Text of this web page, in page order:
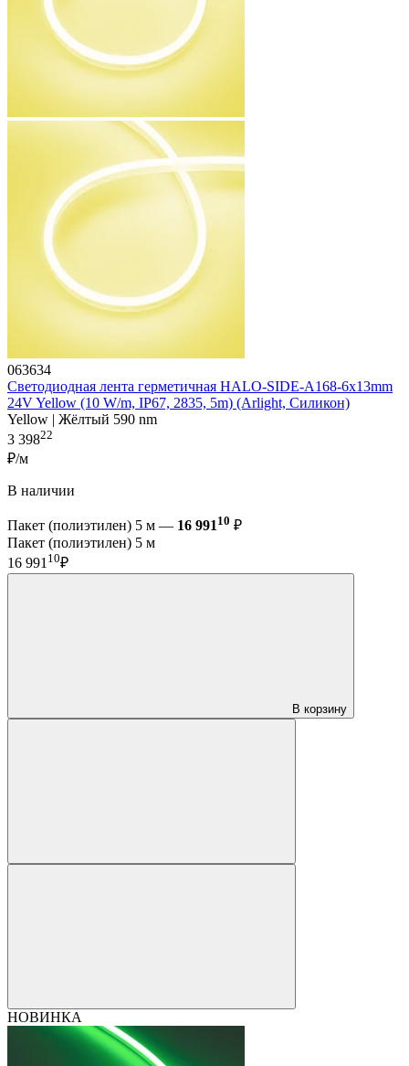
063634
Светодиодная лента герметичная HALO-SIDE-A168-6x13mm
24V Yellow (10 W/m, IP67, 2835, 5m) (Arlight, Силикон)
Yellow | Жёлтый 590 nm
3 39822
₽/м
В наличии
Пакет (полиэтилен) 5 м — 16 99110 ₽
Пакет (полиэтилен) 5 м
16 99110₽
В корзину
НОВИНКА